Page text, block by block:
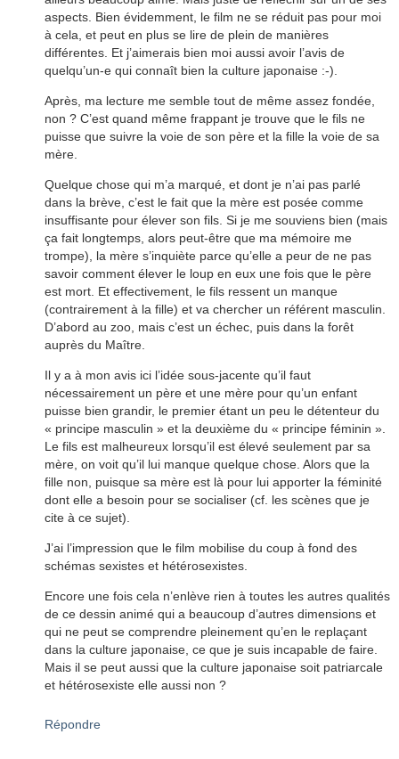
aspects. Bien évidemment, le film ne se réduit pas pour moi
à cela, et peut en plus se lire de plein de manières
différentes. Et j’aimerais bien moi aussi avoir l’avis de
quelqu’un-e qui connaît bien la culture japonaise :-).
Après, ma lecture me semble tout de même assez fondée,
non ? C’est quand même frappant je trouve que le fils ne
puisse que suivre la voie de son père et la fille la voie de sa
mère.
Quelque chose qui m’a marqué, et dont je n’ai pas parlé
dans la brève, c’est le fait que la mère est posée comme
insuffisante pour élever son fils. Si je me souviens bien (mais
ça fait longtemps, alors peut-être que ma mémoire me
trompe), la mère s’inquiète parce qu’elle a peur de ne pas
savoir comment élever le loup en eux une fois que le père
est mort. Et effectivement, le fils ressent un manque
(contrairement à la fille) et va chercher un référent masculin.
D’abord au zoo, mais c’est un échec, puis dans la forêt
auprès du Maître.
Il y a à mon avis ici l’idée sous-jacente qu’il faut
nécessairement un père et une mère pour qu’un enfant
puisse bien grandir, le premier étant un peu le détenteur du
« principe masculin » et la deuxième du « principe féminin ».
Le fils est malheureux lorsqu’il est élevé seulement par sa
mère, on voit qu’il lui manque quelque chose. Alors que la
fille non, puisque sa mère est là pour lui apporter la féminité
dont elle a besoin pour se socialiser (cf. les scènes que je
cite à ce sujet).
J’ai l’impression que le film mobilise du coup à fond des
schémas sexistes et hétérosexistes.
Encore une fois cela n’enlève rien à toutes les autres qualités
de ce dessin animé qui a beaucoup d’autres dimensions et
qui ne peut se comprendre pleinement qu’en le replaçant
dans la culture japonaise, ce que je suis incapable de faire.
Mais il se peut aussi que la culture japonaise soit patriarcale
et hétérosexiste elle aussi non ?
Répondre